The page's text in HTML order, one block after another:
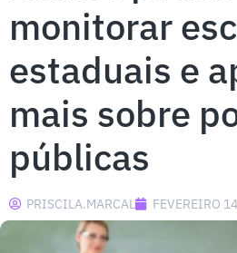
monitorar
estaduais e
mais sobre
públicas
PRISCILA.MARCAL FEVEREIRO